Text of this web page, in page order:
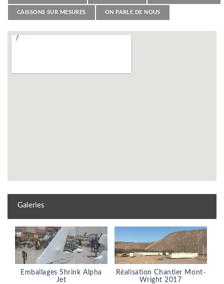
CAISSONS SUR MESURES ON PARLE DE NOUS
Galeries
Emballages Shrink Alpha
Jet
Réalisation Chantier Mont-
Wright 2017